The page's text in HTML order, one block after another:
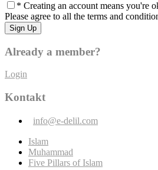
* Creating an account means you're
Please agree to all the terms and
Already a member?
Login
Kontakt
info@e-delil.com
Islam
Muhammad
Five Pillars of Islam